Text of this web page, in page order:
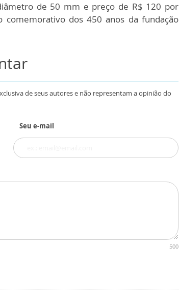
de 50 mm e preço de R$ 120 por
comemorativo dos 450 anos da fundação
de seus autores e não representam a opinião do
Seu e-mail
500